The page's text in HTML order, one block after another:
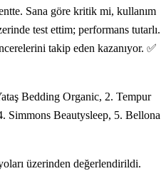
Sana göre kritik mi, kullanım
test ettim; performans tutarlı.
takip eden kazanıyor. ✅
Bedding Organic, 2. Tempur
Simmons Beautysleep, 5. Bellona
üzerinden değerlendirildi.